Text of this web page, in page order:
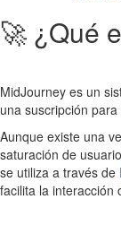
🚀 ¿Qué
MidJourney es un
una suscripción
Aunque existe una
saturación de
se utiliza a través de
facilita la interacción